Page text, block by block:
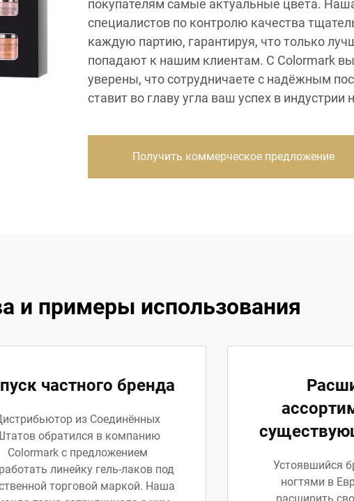
покупателям самые актуальные цвета.
специалистов по контролю качества
каждую партию, гарантируя, что только
попадают к нашим клиентам. С Colormark
уверены, что сотрудничаете с надёжным
ставит во главу угла ваш успех в индустрии
Получить коммерческое предложение
и примеры использования
частного бренда
из Соединённых
обратился в компанию
Colormark с предложением
линейку гель-лаков под
торговой маркой. Наша
Устоявшийся
ногтями в